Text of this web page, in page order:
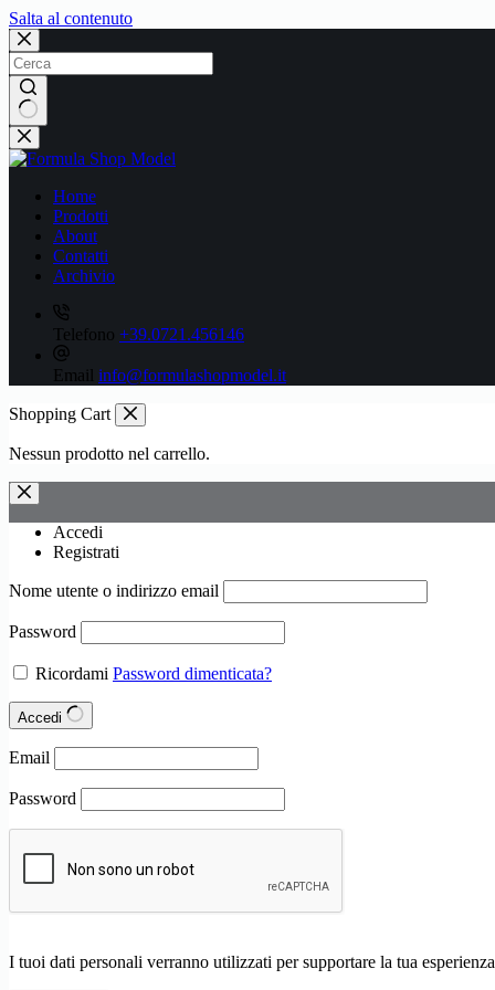
Salta al contenuto
Nessun
risultato
Home
Prodotti
About
Contatti
Archivio
Telefono +39.0721.456146
Email info@formulashopmodel.it
Shopping Cart
Nessun prodotto nel carrello.
Accedi
Registrati
Nome utente o indirizzo email
Password
Ricordami Password dimenticata?
Accedi
Email
Password
I tuoi dati personali verranno utilizzati per supportare la tua